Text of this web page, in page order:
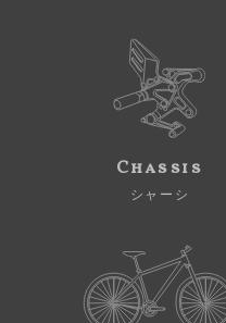
Chassis
シャーシ